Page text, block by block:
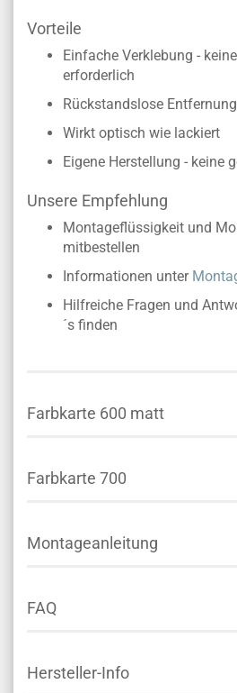
Vorteile
Einfache Verklebung -
erforderlich
Rückstandslose Entfernung
Wirkt optisch wie lackiert
Eigene Herstellung - keine
Unsere Empfehlung
Montageflüssigkeit und
mitbestellen
Informationen unter
Hilfreiche Fragen und
´s finden
Farbkarte 600 matt
Farbkarte 700
Montageanleitung
FAQ
Hersteller-Info